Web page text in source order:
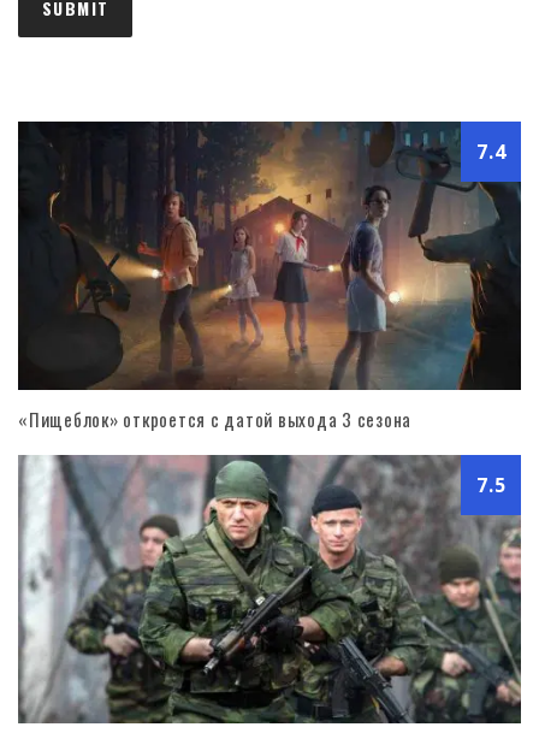
7.4
«Пищеблок» откроется с датой выхода 3 сезона
7.5